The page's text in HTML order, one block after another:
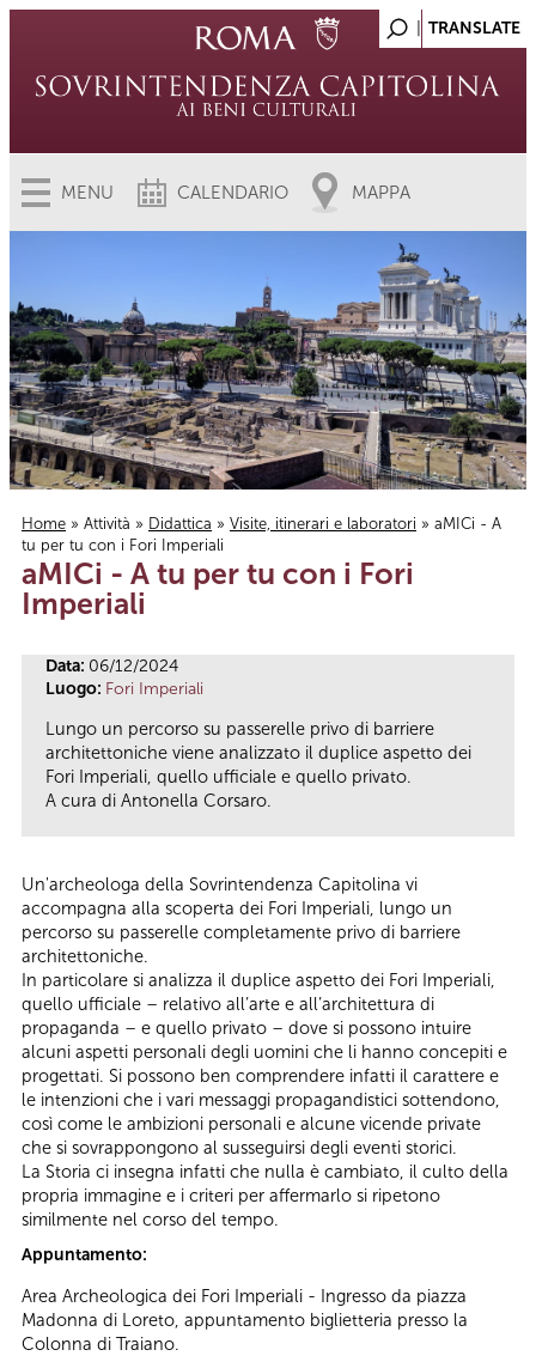
MENU CALENDARIO MAPPA
Tu sei qui
Home » Attività » Didattica » Visite, itinerari e laboratori » aMICi - A
tu per tu con i Fori Imperiali
aMICi - A tu per tu con i Fori
Imperiali
Data: 06/12/2024
Luogo: Fori Imperiali
Lungo un percorso su passerelle privo di barriere
architettoniche viene analizzato il duplice aspetto dei
Fori Imperiali, quello ufficiale e quello privato.
A cura di Antonella Corsaro.
Un'archeologa della Sovrintendenza Capitolina vi
accompagna alla scoperta dei Fori Imperiali, lungo un
percorso su passerelle completamente privo di barriere
architettoniche.
In particolare si analizza il duplice aspetto dei Fori Imperiali,
quello ufficiale – relativo all’arte e all’architettura di
propaganda – e quello privato – dove si possono intuire
alcuni aspetti personali degli uomini che li hanno concepiti e
progettati. Si possono ben comprendere infatti il carattere e
le intenzioni che i vari messaggi propagandistici sottendono,
così come le ambizioni personali e alcune vicende private
che si sovrappongono al susseguirsi degli eventi storici.
La Storia ci insegna infatti che nulla è cambiato, il culto della
propria immagine e i criteri per affermarlo si ripetono
similmente nel corso del tempo.
Appuntamento:
Area Archeologica dei Fori Imperiali - Ingresso da piazza
Madonna di Loreto, appuntamento biglietteria presso la
Colonna di Traiano.